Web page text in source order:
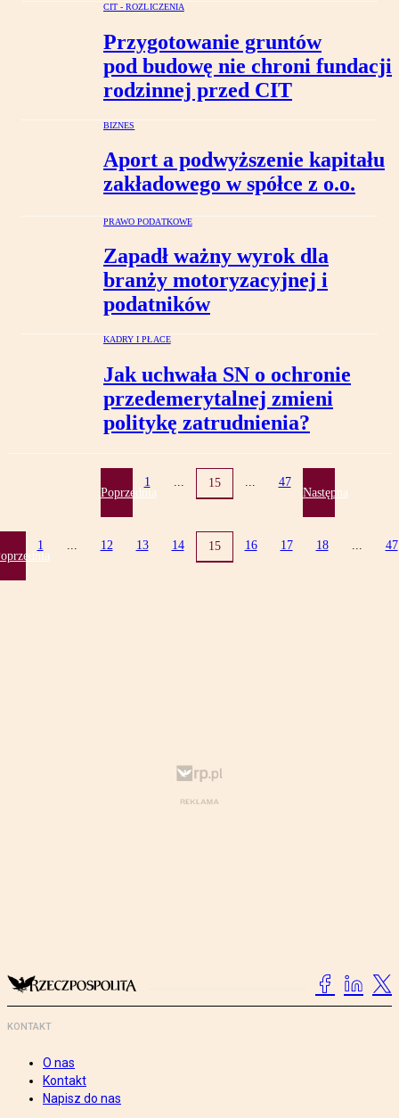
CIT - ROZLICZENIA
Przygotowanie gruntów
pod budowę nie chroni fundacji
rodzinnej przed CIT
BIZNES
Aport a podwyższenie kapitału
zakładowego w spółce z o.o.
PRAWO PODATKOWE
Zapadł ważny wyrok dla
branży motoryzacyjnej i
podatników
KADRY I PŁACE
Jak uchwała SN o ochronie
przedemerytalnej zmieni
politykę zatrudnienia?
Poprzednia
1 ... 15 ... 47
Następna
1 ... 12 13 14 15 16 17 18 ... 47
KONTAKT
O nas
Kontakt
Napisz do nas